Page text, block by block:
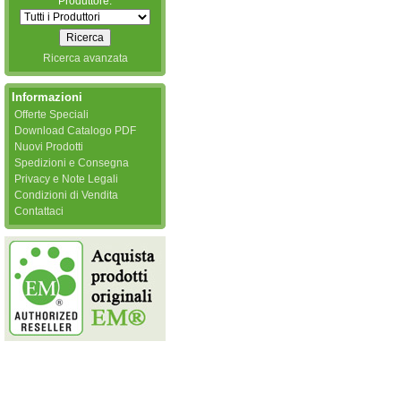
Ricerca avanzata
Informazioni
Offerte Speciali
Download Catalogo PDF
Nuovi Prodotti
Spedizioni e Consegna
Privacy e Note Legali
Condizioni di Vendita
Contattaci